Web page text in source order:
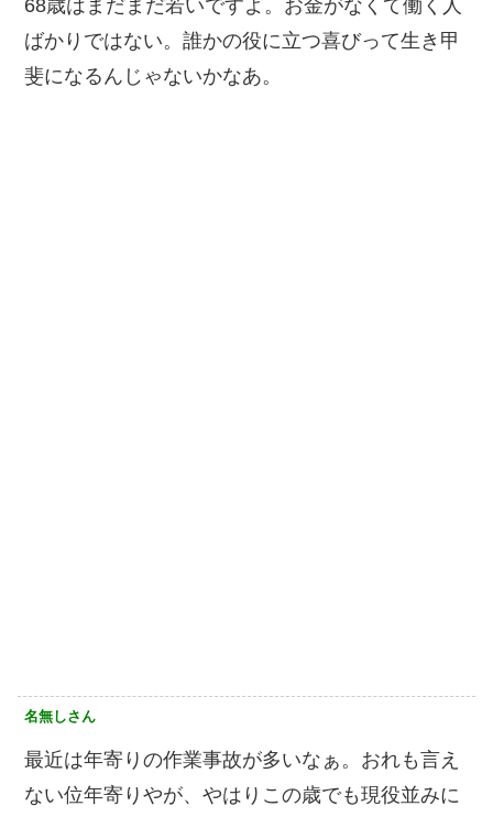
68歳はまだまだ若いですよ。お金がなくて働く人
ばかりではない。誰かの役に立つ喜びって生き甲
斐になるんじゃないかなあ。
名無しさん
最近は年寄りの作業事故が多いなぁ。おれも言え
ない位年寄りやが、やはりこの歳でも現役並みに